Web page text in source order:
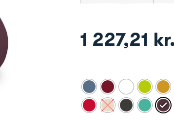
1 227,21 kr.